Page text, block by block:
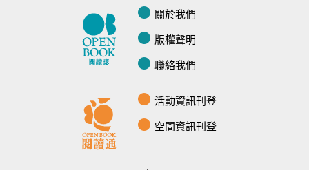
關於我們
版權聲明
聯絡我們
活動資訊刊登
空間資訊刊登